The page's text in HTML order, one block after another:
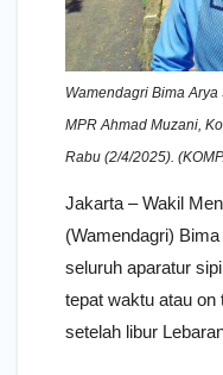
Wamendagri Bima
MPR Ahmad Muzani,
Rabu (2/4/2025).
Jakarta – Wakil
(Wamendagri)
seluruh aparatur
tepat waktu atau on
setelah libur